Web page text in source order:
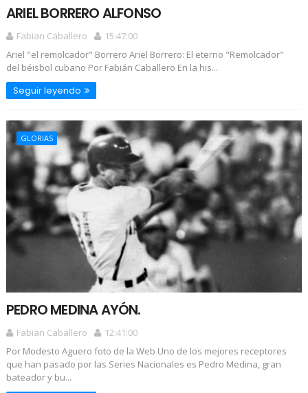
ARIEL BORRERO ALFONSO
Fabian Caballero
15:47:00
Ariel "el remolcador" Borrero Ariel Borrero: El eterno "Remolcador"
del béisbol cubano Por Fabián Caballero En la his...
Seguir leyendo
GLORIAS
PEDRO MEDINA AYÓN.
Fabian Caballero
12:41:00
Por Modesto Aguero foto de la Web Uno de los mejores receptores
que han pasado por las Series Nacionales es Pedro Medina, gran
bateador y bu...